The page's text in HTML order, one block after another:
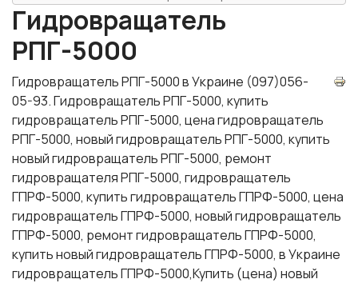
Гидровращатель
РПГ-5000
Гидровращатель РПГ-5000 в Украине (097)056-
05-93. Гидровращатель РПГ-5000, купить
гидровращатель РПГ-5000, цена гидровращатель
РПГ-5000, новый гидровращатель РПГ-5000, купить
новый гидровращатель РПГ-5000, ремонт
гидровращателя РПГ-5000, гидровращатель
ГПРФ-5000, купить гидровращатель ГПРФ-5000, цена
гидровращатель ГПРФ-5000, новый гидровращатель
ГПРФ-5000, ремонт гидровращатель ГПРФ-5000,
купить новый гидровращатель ГПРФ-5000, в Украине
гидровращатель ГПРФ-5000,Купить (цена) новый